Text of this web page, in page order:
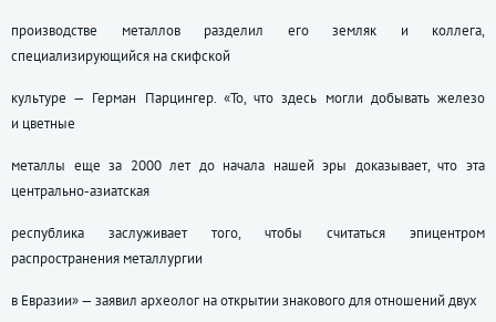
производстве металлов разделил его земляк и коллега,
специализирующийся на скифской
культуре — Герман Парцингер. «То, что здесь могли добывать железо
и цветные
металлы еще за 2000 лет до начала нашей эры доказывает, что эта
центрально-азиатская
республика заслуживает того, чтобы считаться эпицентром
распространения металлургии
в Евразии» — заявил археолог на открытии знакового для отношений двух